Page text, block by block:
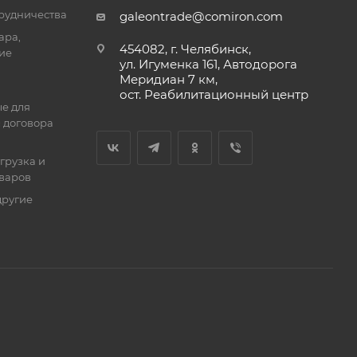
для
и
galeontrade@comiron.com
454082, г. Челябинск,
ул. Игуменка 161, Автодорога
Меридиан 7 км,
ост. Реабилитационный центр